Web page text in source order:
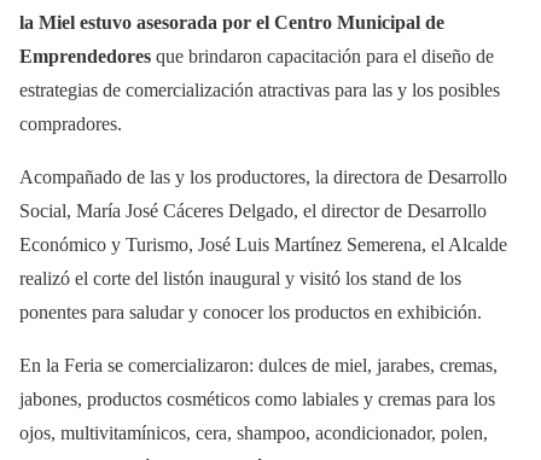
la Miel estuvo asesorada por el Centro Municipal de
Emprendedores que brindaron capacitación para el diseño de
estrategias de comercialización atractivas para las y los posibles
compradores.
Acompañado de las y los productores, la directora de Desarrollo
Social, María José Cáceres Delgado, el director de Desarrollo
Económico y Turismo, José Luis Martínez Semerena, el Alcalde
realizó el corte del listón inaugural y visitó los stand de los
ponentes para saludar y conocer los productos en exhibición.
En la Feria se comercializaron: dulces de miel, jarabes, cremas,
jabones, productos cosméticos como labiales y cremas para los
ojos, multivitamínicos, cera, shampoo, acondicionador, polen,